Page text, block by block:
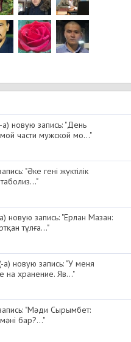
новую запись: "День
части мужской мо..."
"Әке гені жүктілік
новую запись: "Ерлан Мазан:
тұлға..."
а) новую запись: "У меня
на хранение. Яв..."
"Мәди Сырымбет:
бар?..."